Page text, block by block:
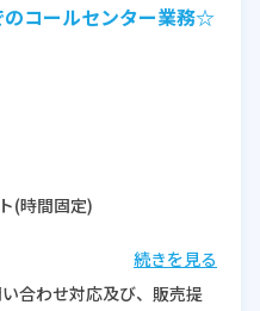
コールセンター業務☆
(時間固定)
より相談可能
続きを見る
合わせ対応及び、販売提